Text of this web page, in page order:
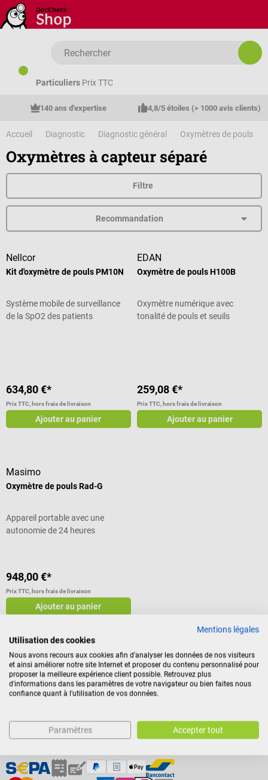
Passer au contenu principal
Particuliers Prix TTC
140 ans d'expertise 4,8/5 étoiles (> 1000 avis clients)
Accueil Diagnostic Diagnostic général Oxymètres de pouls
Oxymètres à capteur séparé
Filtre
Nellcor
Kit d'oxymètre de pouls PM10N
Système mobile de surveillance
de la SpO2 des patients
634,80 €*
Prix TTC, hors frais de livraison
Ajouter au panier
EDAN
Oxymètre de pouls H100B
Oxymètre numérique avec
tonalité de pouls et seuils
259,08 €*
Prix TTC, hors frais de livraison
Ajouter au panier
Masimo
Oxymètre de pouls Rad-G
Appareil portable avec une
autonomie de 24 heures
948,00 €*
Prix TTC, hors frais de livraison
Ajouter au panier
Mentions légales
Utilisation des cookies
Nous avons recours aux cookies afin d'analyser les données de nos visiteurs
et ainsi améliorer notre site Internet et proposer du contenu personnalisé pour
proposer la meilleure expérience client possible. Retrouvez plus
d'informations dans les paramètres de votre navigateur ou bien faites nous
confiance quant à l'utilisation de vos données.
Paramètres Accepter tout